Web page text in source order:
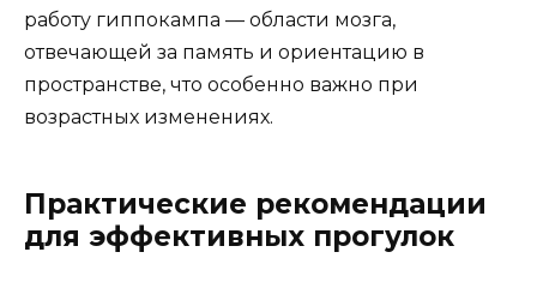
работу гиппокампа — области мозга,
отвечающей за память и ориентацию в
пространстве, что особенно важно при
возрастных изменениях.
Практические рекомендации
для эффективных прогулок